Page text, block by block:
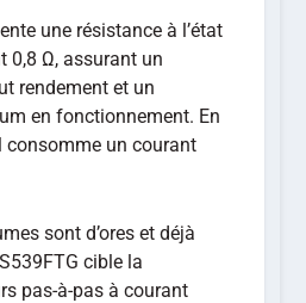
une résistance à l’état
0,8 Ω, assurant un
rendement et un
en fonctionnement. En
consomme un courant
sont d’ores et déjà
cible la
pas-à-pas à courant